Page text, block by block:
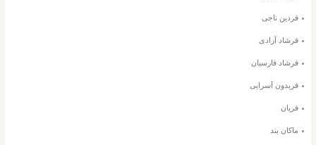
فردین ناجی
فرشاد آزادی
فرشاد فارسیان
فریدون آسرایی
فریان
ماکان بند